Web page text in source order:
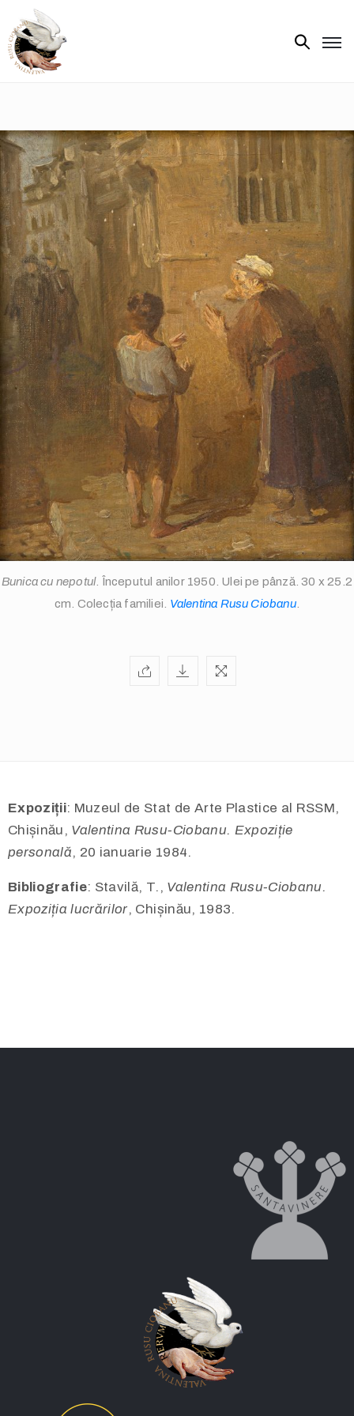
Biografie
Opere
de
artă
V.R.C.
Atelier
‘85
Presa
Publicații
info@valentinarusuciobanu.com
Bunica cu nepotul. Începutul anilor 1950. Ulei pe pânză. 30 x 25.2
cm. Colecția familiei. Valentina Rusu Ciobanu.
Expoziții: Muzeul de Stat de Arte Plastice al RSSM,
Chișinău, Valentina Rusu-Ciobanu. Expoziție
personală, 20 ianuarie 1984.
Bibliografie: Stavilă, T., Valentina Rusu-Ciobanu.
Expoziția lucrărilor, Chișinău, 1983.